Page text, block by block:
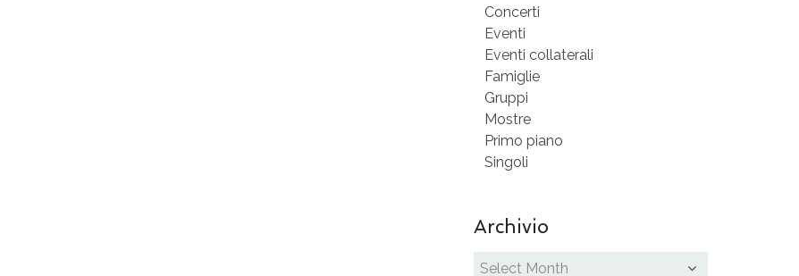
Concerti
Eventi
Eventi collaterali
Famiglie
Gruppi
Mostre
Primo piano
Singoli
Archivio